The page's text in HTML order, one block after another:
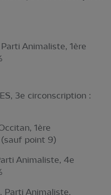
Animaliste, 1ère
3e circonscription :
1ère
point 9)
Animaliste, 4e
Parti Animaliste,